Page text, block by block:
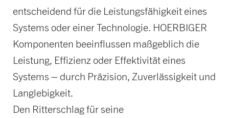
entscheidend für die Leistungsfähigkeit eines
Systems oder einer Technologie. HOERBIGER
Komponenten beeinflussen maßgeblich die
Leistung, Effizienz oder Effektivität eines
Systems – durch Präzision, Zuverlässigkeit und
Langlebigkeit.
Den Ritterschlag für seine